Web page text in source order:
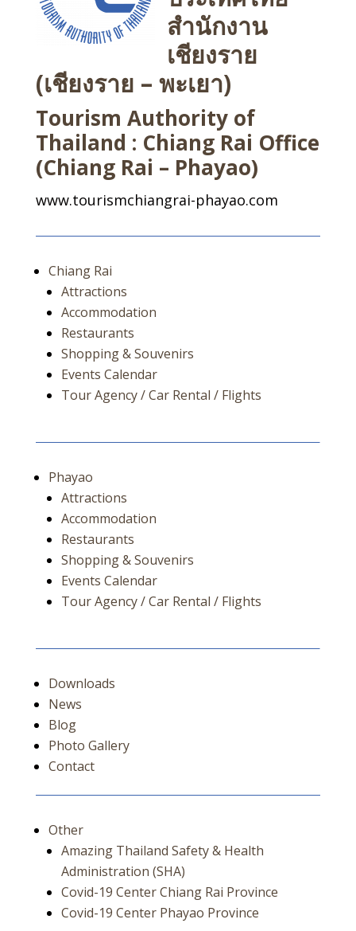
สำนักงาน
เชียงราย
(เชียงราย – พะเยา)
Tourism Authority of
Thailand : Chiang Rai Office
(Chiang Rai – Phayao)
www.tourismchiangrai-phayao.com
Chiang Rai
Attractions
Accommodation
Restaurants
Shopping & Souvenirs
Events Calendar
Tour Agency / Car Rental / Flights
Phayao
Attractions
Accommodation
Restaurants
Shopping & Souvenirs
Events Calendar
Tour Agency / Car Rental / Flights
Downloads
News
Blog
Photo Gallery
Contact
Other
Amazing Thailand Safety & Health
Administration (SHA)
Covid-19 Center Chiang Rai Province
Covid-19 Center Phayao Province